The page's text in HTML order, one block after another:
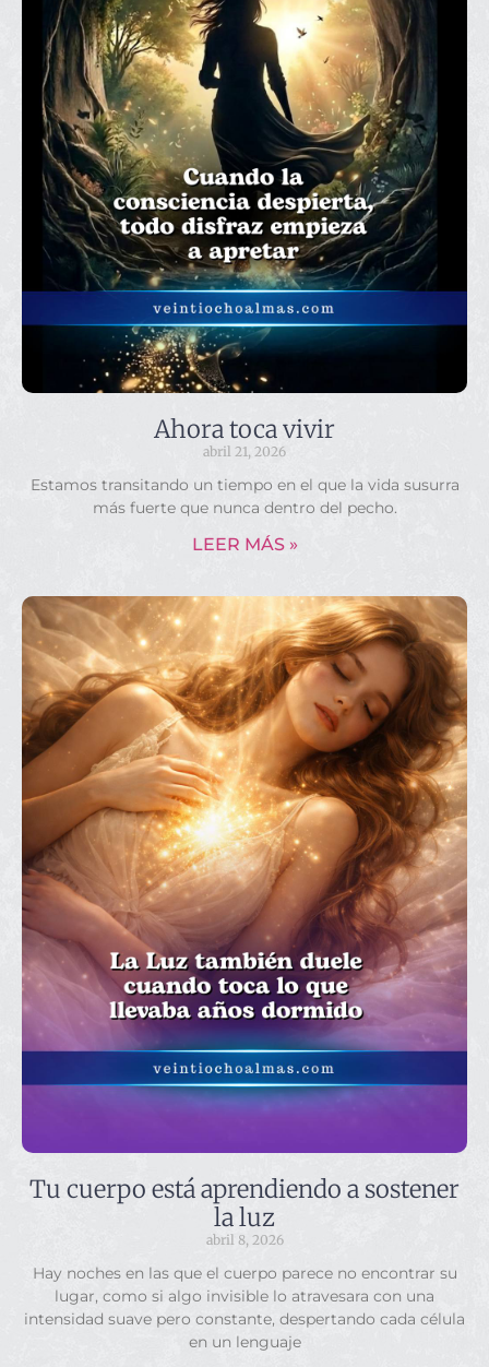
Ahora toca vivir
abril 21, 2026
Estamos transitando un tiempo en el que la vida susurra
más fuerte que nunca dentro del pecho.
LEER MÁS »
Tu cuerpo está aprendiendo a sostener
la luz
abril 8, 2026
Hay noches en las que el cuerpo parece no encontrar su
lugar, como si algo invisible lo atravesara con una
intensidad suave pero constante, despertando cada célula
en un lenguaje